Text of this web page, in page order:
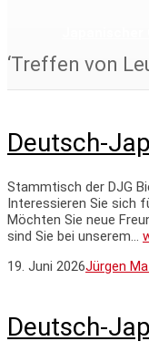
‘Treffen von
Deutsch-
Stammtisch der DJG
Interessieren Sie sich
Möchten Sie neue
sind Sie bei unserem…
19. Juni 2026Jürgen
Deutsch-